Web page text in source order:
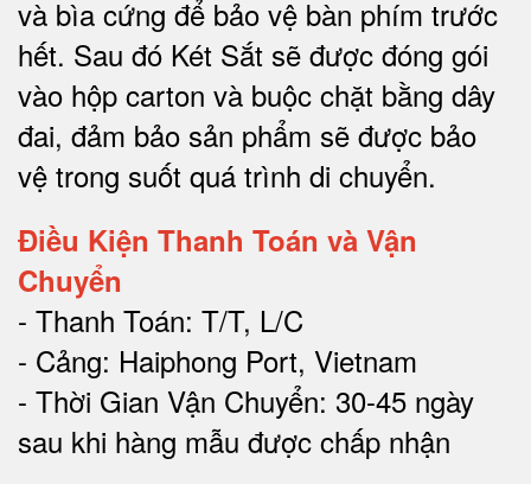
và bìa cứng để bảo vệ bàn phím trước
hết. Sau đó Két Sắt sẽ được đóng gói
vào hộp carton và buộc chặt bằng dây
đai, đảm bảo sản phẩm sẽ được bảo
vệ trong suốt quá trình di chuyển.
Điều Kiện Thanh Toán và Vận
Chuyển
- Thanh Toán: T/T, L/C
- Cảng: Haiphong Port, Vietnam
- Thời Gian Vận Chuyển: 30-45 ngày
sau khi hàng mẫu được chấp nhận